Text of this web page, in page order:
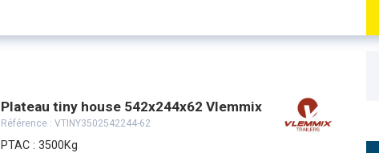
Plateau tiny house 542x244x62 Vlemmix
Référence : VTINY3502542244-62
PTAC : 3500Kg